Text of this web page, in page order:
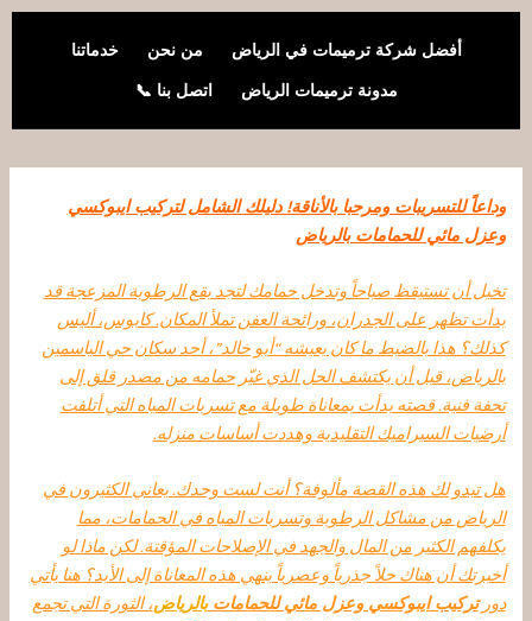
أفضل شركة ترميمات في الرياض من نحن خدماتنا
مدونة ترميمات الرياض اتصل بنا 📞
تخطي
وداعاً للتسريبات ومرحبا بالأناقة! دليلك الشامل لتركيب ايبوكسي
وعزل مائي للحمامات بالرياض
تخيل أن تستيقظ صباحاً وتدخل حمامك لتجد بقع الرطوبة المزعجة قد
بدأت تظهر على الجدران، ورائحة العفن تملأ المكان. كابوس، أليس
كذلك؟ هذا بالضبط ما كان يعيشه “أبو خالد”، أحد سكان حي الياسمين
بالرياض، قبل أن يكتشف الحل الذي غيّر حمامه من مصدر قلق إلى
تحفة فنية. قصته بدأت بمعاناة طويلة مع تسربات المياه التي أتلفت
أرضيات السيراميك التقليدية وهددت أساسات منزله.
هل تبدو لك هذه القصة مألوفة؟ أنت لست وحدك. يعاني الكثيرون في
الرياض من مشاكل الرطوبة وتسربات المياه في الحمامات، مما
يكلفهم الكثير من المال والجهد في الإصلاحات المؤقتة. لكن ماذا لو
أخبرتك أن هناك حلاً جذرياً وعصرياً ينهي هذه المعاناة إلى الأبد؟ هنا يأتي
دورتركيب ايبوكسي وعزل مائي للحماماتبالرياض، الثورة التي تجمع